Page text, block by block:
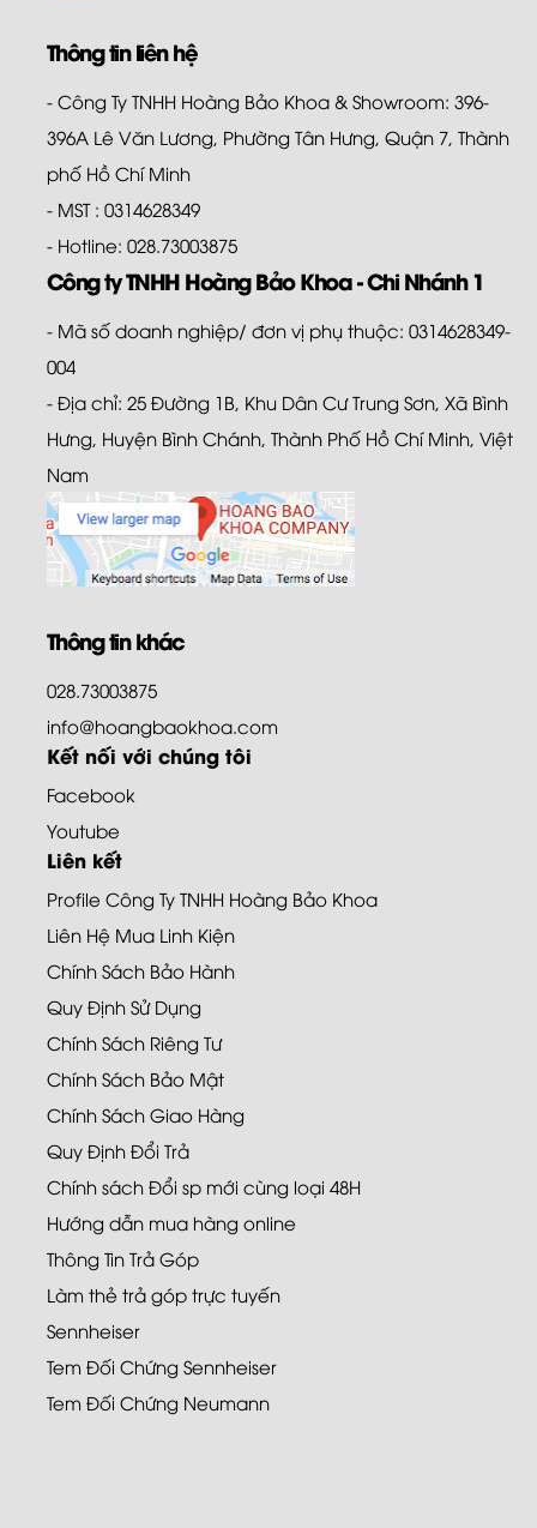
Thông tin liên hệ
- Công Ty TNHH Hoàng Bảo Khoa & Showroom: 396-
396A Lê Văn Lương, Phường Tân Hưng, Quận 7, Thành
phố Hồ Chí Minh
- MST : 0314628349
- Hotline: 028.73003875
Công ty TNHH Hoàng Bảo Khoa - Chi Nhánh 1
- Mã số doanh nghiệp/ đơn vị phụ thuộc: 0314628349-
004
- Địa chỉ: 25 Đường 1B, Khu Dân Cư Trung Sơn, Xã Bình
Hưng, Huyện Bình Chánh, Thành Phố Hồ Chí Minh, Việt
Nam
Thông tin khác
028.73003875
info@hoangbaokhoa.com
Kết nối với chúng tôi
Facebook
Youtube
Liên kết
Profile Công Ty TNHH Hoàng Bảo Khoa
Liên Hệ Mua Linh Kiện
Chính Sách Bảo Hành
Quy Định Sử Dụng
Chính Sách Riêng Tư
Chính Sách Bảo Mật
Chính Sách Giao Hàng
Quy Định Đổi Trả
Chính sách Đổi sp mới cùng loại 48H
Hướng dẫn mua hàng online
Thông Tin Trả Góp
Làm thẻ trả góp trực tuyến
Sennheiser
Tem Đối Chứng Sennheiser
Tem Đối Chứng Neumann